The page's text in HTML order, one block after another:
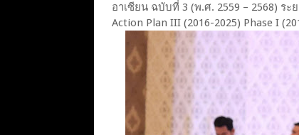
อาเซียน ฉบับที่ 3 (พ.ศ. 2559 – 2568) ระ
Action Plan III (2016-2025) Phase I